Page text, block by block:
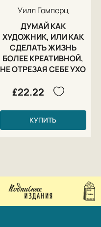
Уилл Гомперц
ДУМАЙ КАК
ХУДОЖНИК, ИЛИ КАК
СДЕЛАТЬ ЖИЗНЬ
БОЛЕЕ КРЕАТИВНОЙ,
НЕ ОТРЕЗАЯ СЕБЕ УХО
£22.22
КУПИТЬ